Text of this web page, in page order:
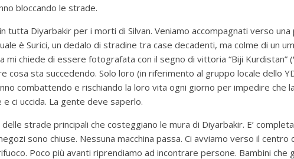
bloccando le strade.
tutta Diyarbakir per i morti di Silvan. Veniamo accompagnati verso una
è Surici, un dedalo di stradine tra case decadenti, ma colme di un
mi chiede di essere fotografata con il segno di vittoria “Biji Kurdistan”
cosa sta succedendo. Solo loro (in riferimento al gruppo locale dello
combattendo e rischiando la loro vita ogni giorno per impedire che
ci uccida. La gente deve saperlo.
delle strade principali che costeggiano le mura di Diyarbakir. E’
sono chiuse. Nessuna macchina passa. Ci avviamo verso il centro
Poco più avanti riprendiamo ad incontrare persone. Bambini che